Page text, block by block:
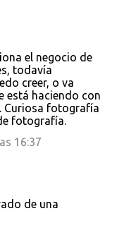
el negocio de
todavía
creer, o va
está haciendo con
Curiosa fotografía
fotografía.
16:37
de una